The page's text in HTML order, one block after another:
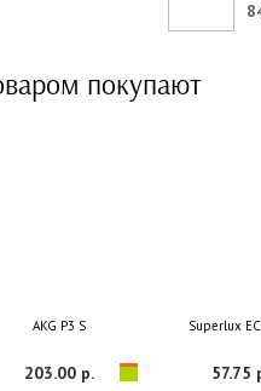
покупают
AKG P3 S
203.00 р.
Superlux
57.75